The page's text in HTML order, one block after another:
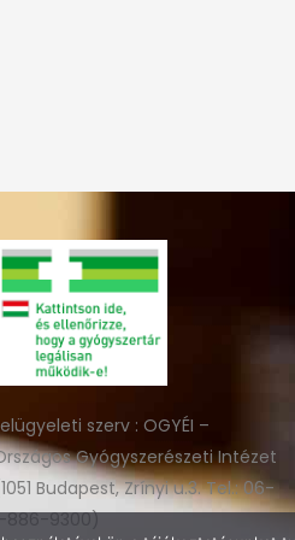
szerv : OGYÉI –
Gyógyszerészeti Intézet
Budapest, Zrínyi u.3. Tel.: 06-
886-9300)